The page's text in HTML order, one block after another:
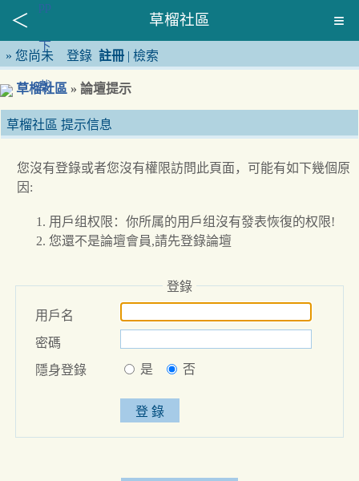
草榴社區
» 您尚未 登錄 註冊 | 檢索
草榴社區 » 論壇提示
草榴社區 提示信息
您沒有登錄或者您沒有權限訪問此頁面，可能有如下幾個原
因:
用戶组权限：你所属的用戶组沒有發表恢復的权限!
您還不是論壇會員,請先登錄論壇
登錄
用戶名
密碼
隱身登錄
是 否